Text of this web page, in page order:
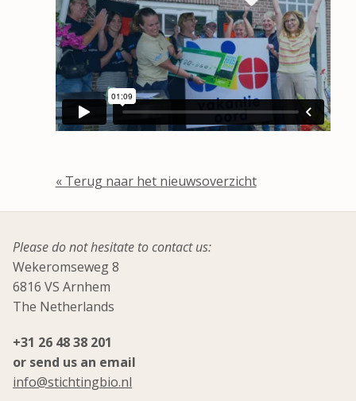
« Terug naar het nieuwsoverzicht
Please do not hesitate to contact us:
Wekeromseweg 8
6816 VS Arnhem
The Netherlands
+31 26 48 38 201
or send us an email
info@stichtingbio.nl